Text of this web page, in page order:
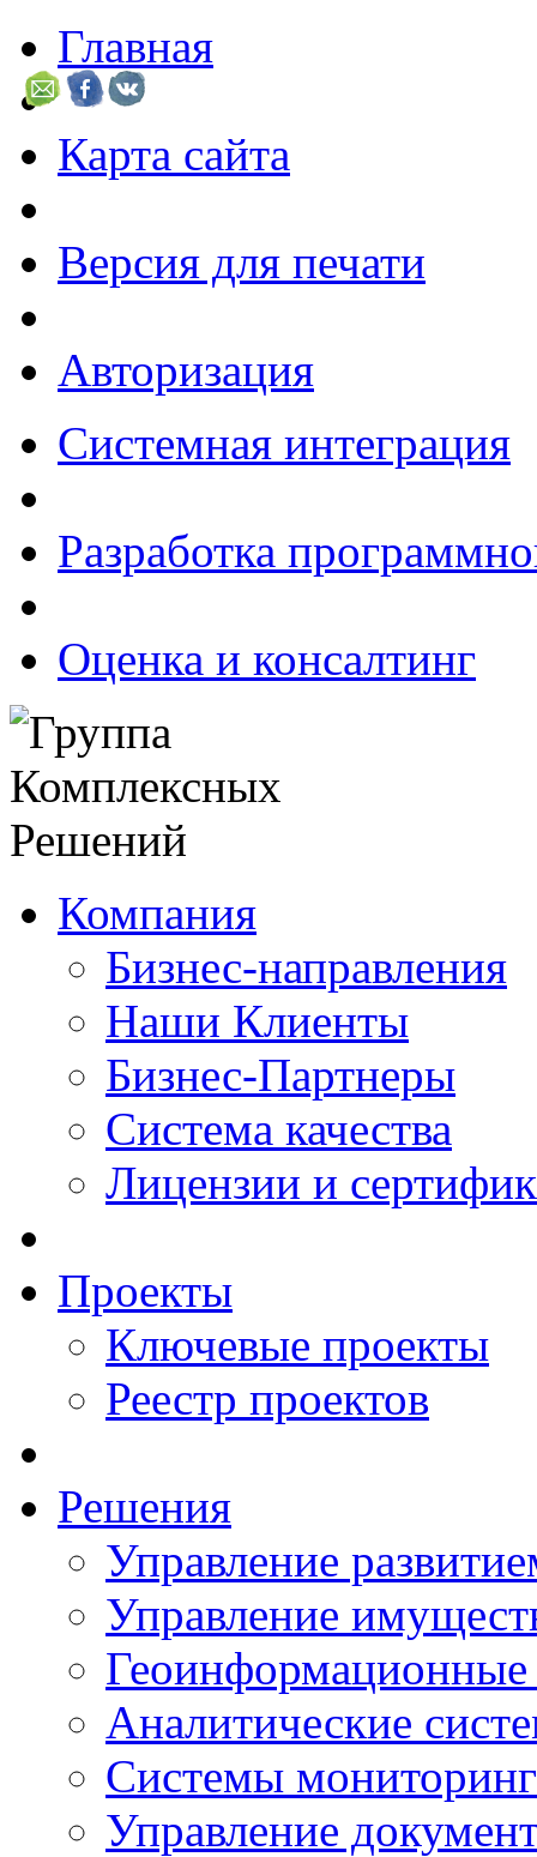
Главная
Карта сайта
Версия для печати
Авторизация
Системная интеграция
Разработка
Оценка и консалтинг
Компания
Бизнес-направления
Наши Клиенты
Бизнес-Партнеры
Система качества
Лицензии и
Проекты
Ключевые проекты
Реестр проектов
Решения
Управление
Управление
Аналитические
Системы
Управление